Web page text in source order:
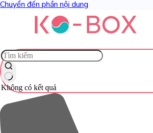
Chuyển đến phần nội dung
Không có kết quả